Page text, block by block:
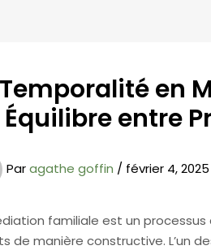
en
Équilibre entre
Paragathe goffin / février 4, 2025
familiale est un
de manière constructive. L’un